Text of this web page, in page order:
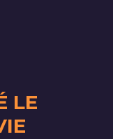
LE